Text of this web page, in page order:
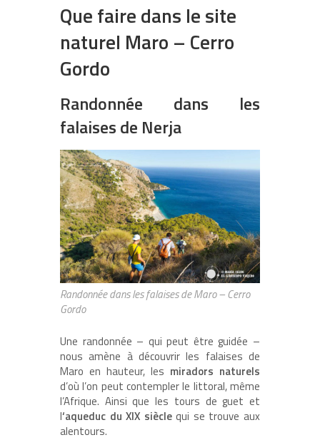
Que faire dans le site
naturel Maro – Cerro
Gordo
Randonnée dans les
falaises de Nerja
Randonnée dans les falaises de Maro – Cerro
Gordo
Une randonnée – qui peut être guidée –
nous amène à découvrir les falaises de
Maro en hauteur, les miradors naturels
d’où l’on peut contempler le littoral, même
l’Afrique. Ainsi que les tours de guet et
l‘aqueduc du XIX sièclequi se trouve aux
alentours.